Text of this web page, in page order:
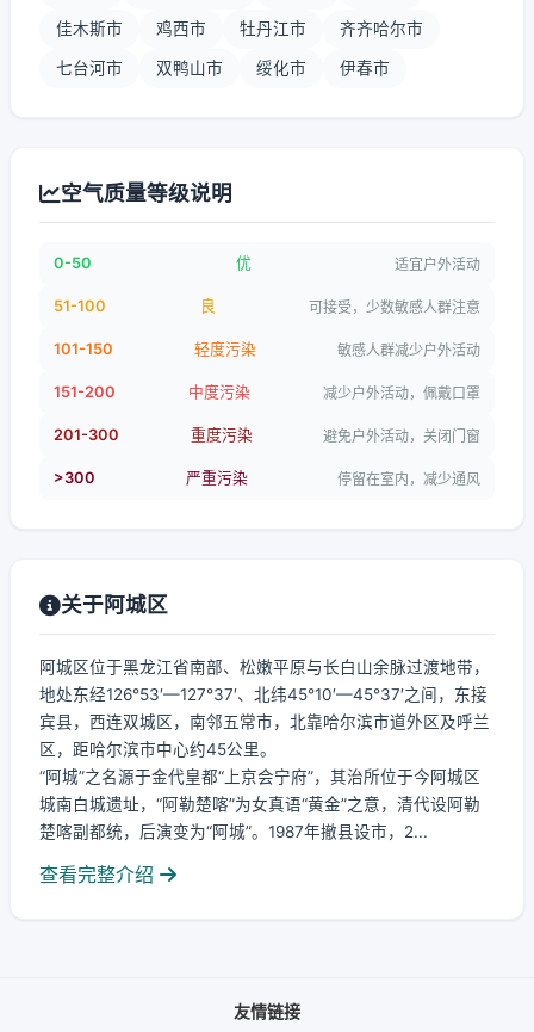
佳木斯市 鸡西市 牡丹江市 齐齐哈尔市
七台河市 双鸭山市 绥化市 伊春市
空气质量等级说明
0-50 优 适宜户外活动
51-100 良 可接受，少数敏感人群注意
101-150 轻度污染 敏感人群减少户外活动
151-200 中度污染 减少户外活动，佩戴口罩
201-300 重度污染 避免户外活动，关闭门窗
>300 严重污染 停留在室内，减少通风
关于阿城区
阿城区位于黑龙江省南部、松嫩平原与长白山余脉过渡地带，
地处东经126°53′—127°37′、北纬45°10′—45°37′之间，东接
宾县，西连双城区，南邻五常市，北靠哈尔滨市道外区及呼兰
区，距哈尔滨市中心约45公里。
“阿城”之名源于金代皇都“上京会宁府”，其治所位于今阿城区
城南白城遗址，“阿勒楚喀”为女真语“黄金”之意，清代设阿勒
楚喀副都统，后演变为“阿城”。1987年撤县设市，2...
查看完整介绍
友情链接